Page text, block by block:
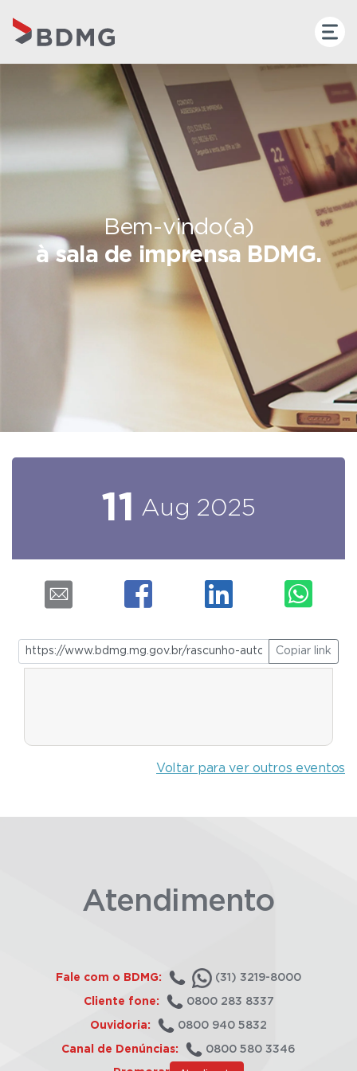
Bem-vindo(a)
à sala de imprensa BDMG.
11 Aug 2025
Copiar link
Voltar para ver outros eventos
Atendimento
Fale com o BDMG: (31) 3219-8000
Cliente fone: 0800 283 8337
Ouvidoria: 0800 940 5832
Canal de Denúncias: 0800 580 3346